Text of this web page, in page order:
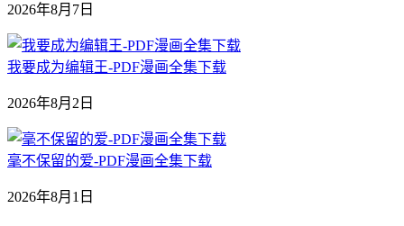
2026年8月7日
我要成为编辑王-PDF漫画全集下载
2026年8月2日
毫不保留的爱-PDF漫画全集下载
2026年8月1日